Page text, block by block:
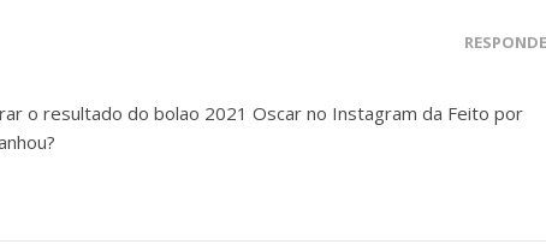
o resultado do bolao 2021 Oscar no Instagram da Feito por